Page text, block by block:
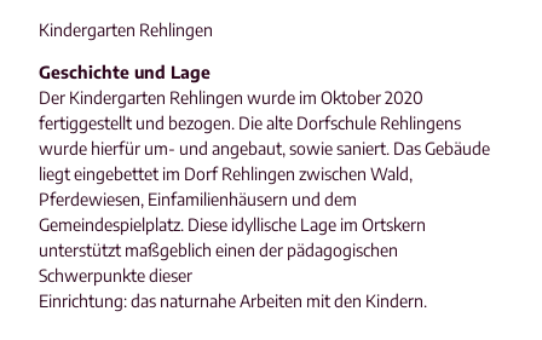
Kindergarten Rehlingen
Geschichte und Lage
Der Kindergarten Rehlingen wurde im Oktober 2020
fertiggestellt und bezogen. Die alte Dorfschule Rehlingens
wurde hierfür um- und angebaut, sowie saniert. Das Gebäude
liegt eingebettet im Dorf Rehlingen zwischen Wald,
Pferdewiesen, Einfamilienhäusern und dem
Gemeindespielplatz. Diese idyllische Lage im Ortskern
unterstützt maßgeblich einen der pädagogischen
Schwerpunkte dieser
Einrichtung: das naturnahe Arbeiten mit den Kindern.